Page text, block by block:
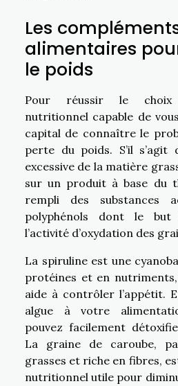
Les
alimentaires
le poids
Pour réussir le choix
nutritionnel capable de
capital de connaître le
perte du poids. S’il s’agit
excessive de la matière
sur un produit à base du
rempli des substances
polyphénols dont le
l’activité d’oxydation des
La spiruline est une
protéines et en
aide à contrôler l’appétit.
algue à votre
pouvez facilement
La graine de caroube,
grasses et riche en fibres,
nutritionnel utile pour